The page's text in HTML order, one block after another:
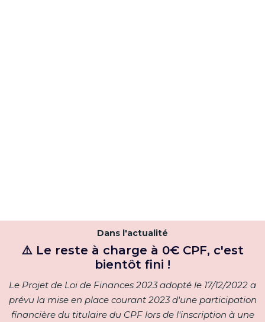
Dans l'actualité
⚠️ Le reste à charge à 0€ CPF, c'est
bientôt fini !
Le Projet de Loi de Finances 2023 adopté le 17/12/2022 a
prévu la mise en place courant 2023 d'une participation
financière du titulaire du CPF lors de l'inscription à une